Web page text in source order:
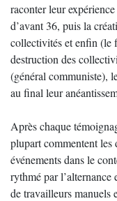
raconter leur
d’avant 36, puis la
collectivités et enfin (le
destruction des
(général communiste),
au final leur
Après chaque
plupart commentent les
événements dans le
rythmé par l’alternance
de travailleurs manuels